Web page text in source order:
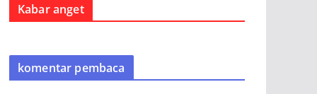
Kabar anget
komentar pembaca